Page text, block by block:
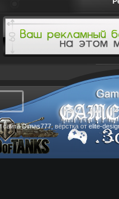
сайтаDimas777, вёрстка от elite-